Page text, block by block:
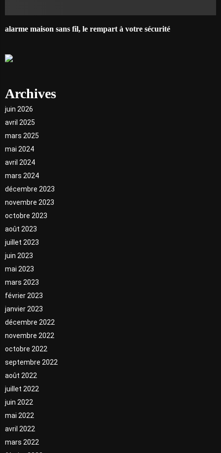
alarme maison sans fil, le rempart à votre sécurité
Archives
juin 2026
avril 2025
mars 2025
mai 2024
avril 2024
mars 2024
décembre 2023
novembre 2023
octobre 2023
août 2023
juillet 2023
juin 2023
mai 2023
mars 2023
février 2023
janvier 2023
décembre 2022
novembre 2022
octobre 2022
septembre 2022
août 2022
juillet 2022
juin 2022
mai 2022
avril 2022
mars 2022